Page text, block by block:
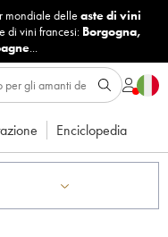
mondiale delle aste di vini
di vini francesi: Borgogna,
...
Enciclopedia